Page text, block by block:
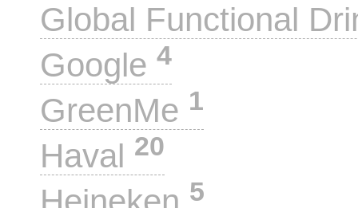
Global Functional
Google 4
GreenMe 1
Haval 20
5